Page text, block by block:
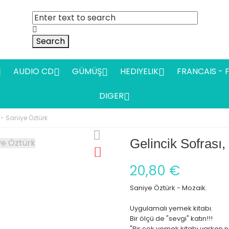
Search
AUDIO CD GÜMÜŞ HEDIYELIK FRANCAIS -
DIGER
Saniye Öztürk
Gelincik
20,80 €
Saniye Öztürk - Mozaik.
Uygulamalı yemek kitabı.
Bir ölçü de "sevgi" katın!!!